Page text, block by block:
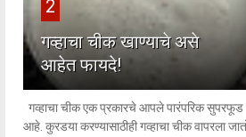
2
गव्हाचा चीक खाण्याचे असे
आहेत फायदे!
गव्हाचा चीक एक प्रकारचे आपले पारंपरिक सुपरफूड
आहे. कुरडया करण्यासाठीही गव्हाचा चीक वापरला